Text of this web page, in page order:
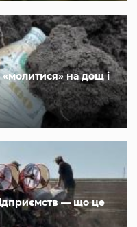
на дощ і
— що це